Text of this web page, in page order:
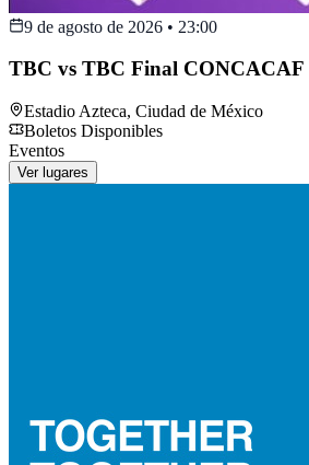
9 de agosto de 2026 • 23:00
TBC vs TBC Final CONCACAF
Estadio Azteca, Ciudad de México
Boletos Disponibles
Eventos
Ver lugares